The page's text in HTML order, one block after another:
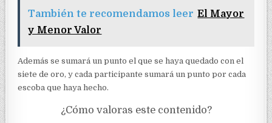
También te recomendamos leer El Mayor
y Menor Valor
Además se sumará un punto el que se haya quedado con el
siete de oro, y cada participante sumará un punto por cada
escoba que haya hecho.
¿Cómo valoras este contenido?